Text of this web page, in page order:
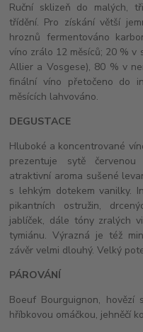
Ruční sklizeň do malých,
třídění. Pro získání větší
hroznů fermentováno
víno zrálo 12 měsíců; 20 %
Allier a Vosgese), 80 % v
finální víno přetočeno do
měsících lahvováno.
DEGUSTACE
Hluboké a koncentrované
prezentuje sytě
atraktivní aroma sušené
s lehkým dotekem vanilky.
pikantních ostružin,
jablíček, dále tóny zralých
tymiánu. Výrazná je též
závěr velmi dlouhý. Velký
PÁROVÁNÍ
Boeuf Bourguignon,
hříbkovou omáčkou, jehněčí